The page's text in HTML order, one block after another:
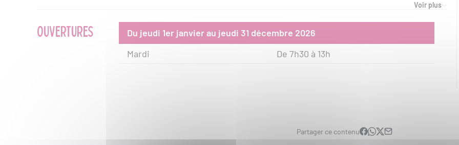
Voir plus
OUVERTURES
Du jeudi 1er janvier au jeudi 31 décembre 2026
Mardi
De 7h30 à 13h
Partager ce contenu